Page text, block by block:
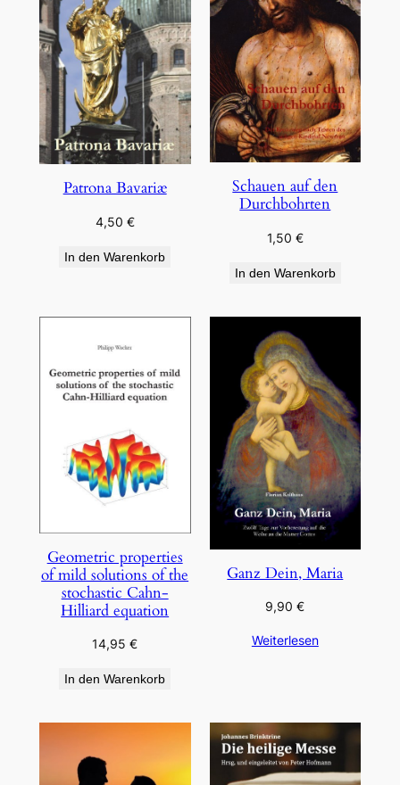
Patrona Bavariæ
4,50 €
In den Warenkorb
Schauen auf den
Durchbohrten
1,50 €
In den Warenkorb
Geometric properties
of mild solutions of the
stochastic Cahn-
Hilliard equation
14,95€
In den Warenkorb
Ganz Dein, Maria
9,90€
Weiterlesen